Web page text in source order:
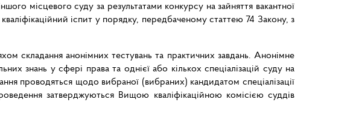
місцевого суду за результатами конкурсу на зайняття вакантної
іспит у порядку, передбаченому статтею 74 Закону, з
складання анонімних тестувань та практичних завдань. Анонімне
знань у сфері права та однієї або кількох спеціалізацій суду на
проводяться щодо вибраної (вибраних) кандидатом спеціалізації
затверджуються Вищою кваліфікаційною комісією суддів